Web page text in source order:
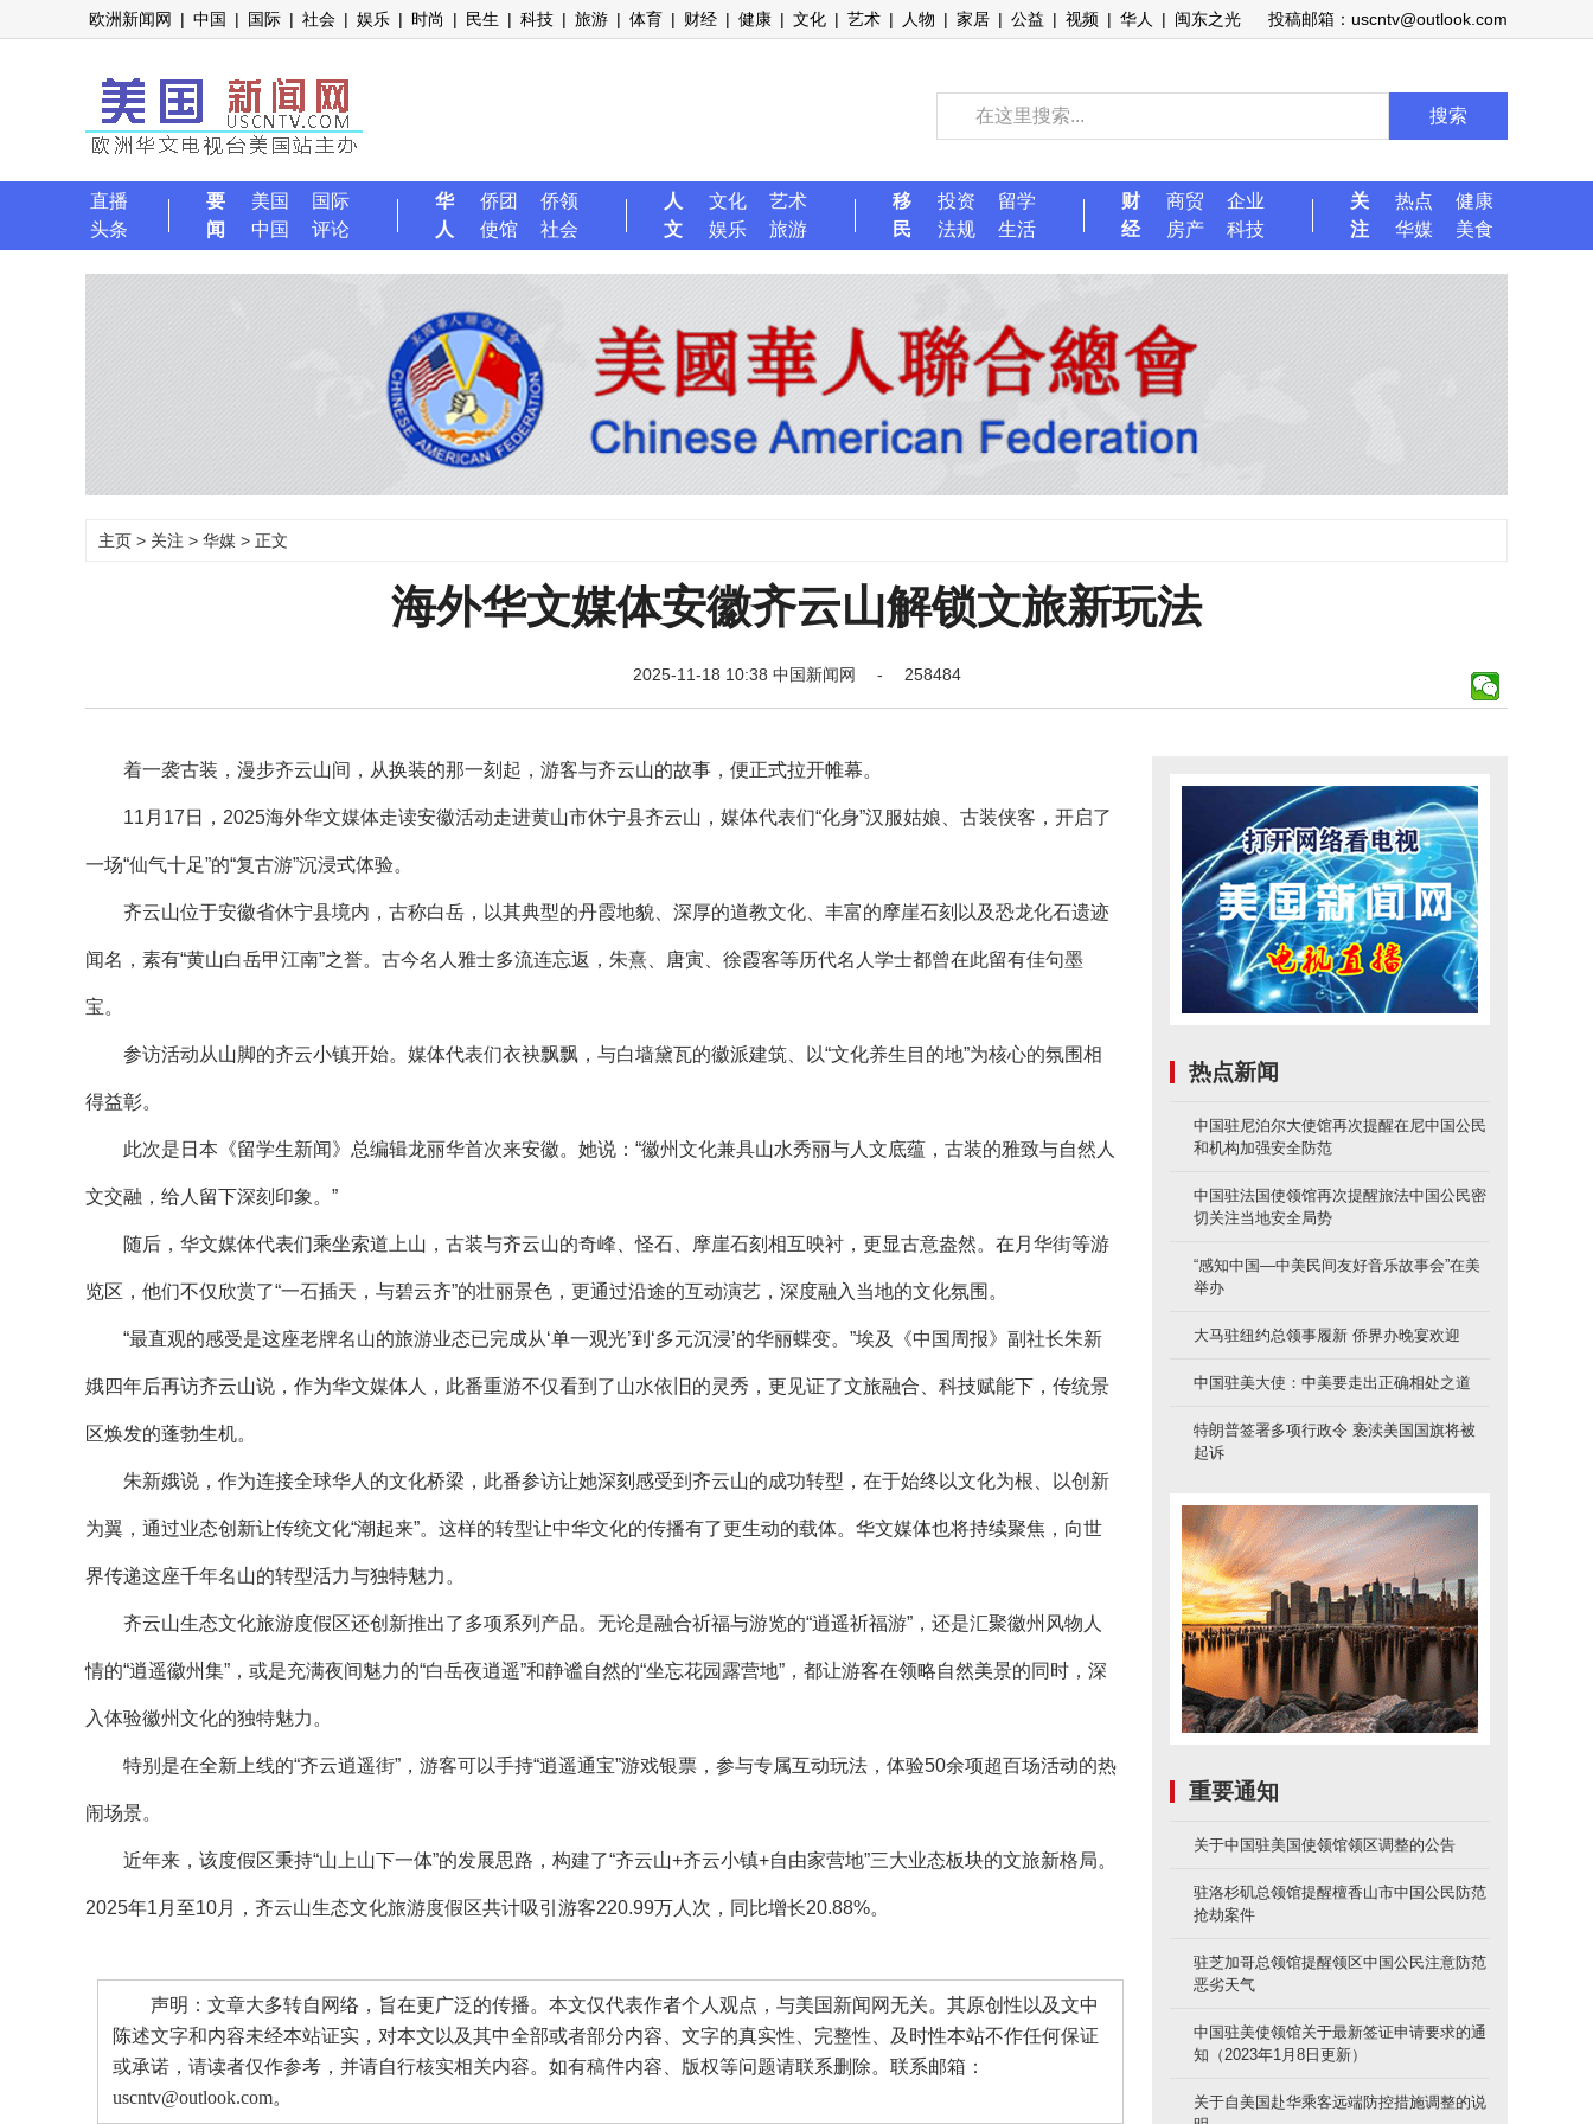
欧洲新闻网 | 中国 | 国际 | 社会 | 娱乐 | 时尚 | 民生 | 科技 | 旅游 | 体育 | 财经 | 健康 | 文化 | 艺术 | 人物 | 家居 | 公益 | 视频 | 华人 | 闽东之光 投稿邮箱：uscntv@outlook.com
搜索
直播
头条
要
闻
美国
国际
中国
评论
华
人
侨团
侨领
使馆
社会
人
文
文化
艺术
娱乐
旅游
移
民
投资
留学
法规
生活
财
经
商贸
企业
房产
科技
关
注
热点
健康
华媒
美食
主页 > 关注 > 华媒 > 正文
海外华文媒体安徽齐云山解锁文旅新玩法
2025-11-18 10:38 中国新闻网 - 258484
着一袭古装，漫步齐云山间，从换装的那一刻起，游客与齐云山的故事，便正式拉开帷幕。
11月17日，2025海外华文媒体走读安徽活动走进黄山市休宁县齐云山，媒体代表们“化身”汉服姑娘、古装侠客，开启了
一场“仙气十足”的“复古游”沉浸式体验。
齐云山位于安徽省休宁县境内，古称白岳，以其典型的丹霞地貌、深厚的道教文化、丰富的摩崖石刻以及恐龙化石遗迹
闻名，素有“黄山白岳甲江南”之誉。古今名人雅士多流连忘返，朱熹、唐寅、徐霞客等历代名人学士都曾在此留有佳句墨
宝。
参访活动从山脚的齐云小镇开始。媒体代表们衣袂飘飘，与白墙黛瓦的徽派建筑、以“文化养生目的地”为核心的氛围相
得益彰。
此次是日本《留学生新闻》总编辑龙丽华首次来安徽。她说：“徽州文化兼具山水秀丽与人文底蕴，古装的雅致与自然人
文交融，给人留下深刻印象。”
随后，华文媒体代表们乘坐索道上山，古装与齐云山的奇峰、怪石、摩崖石刻相互映衬，更显古意盎然。在月华街等游
览区，他们不仅欣赏了“一石插天，与碧云齐”的壮丽景色，更通过沿途的互动演艺，深度融入当地的文化氛围。
“最直观的感受是这座老牌名山的旅游业态已完成从‘单一观光’到‘多元沉浸’的华丽蝶变。”埃及《中国周报》副社长朱新
娥四年后再访齐云山说，作为华文媒体人，此番重游不仅看到了山水依旧的灵秀，更见证了文旅融合、科技赋能下，传统景
区焕发的蓬勃生机。
朱新娥说，作为连接全球华人的文化桥梁，此番参访让她深刻感受到齐云山的成功转型，在于始终以文化为根、以创新
为翼，通过业态创新让传统文化“潮起来”。这样的转型让中华文化的传播有了更生动的载体。华文媒体也将持续聚焦，向世
界传递这座千年名山的转型活力与独特魅力。
齐云山生态文化旅游度假区还创新推出了多项系列产品。无论是融合祈福与游览的“逍遥祈福游”，还是汇聚徽州风物人
情的“逍遥徽州集”，或是充满夜间魅力的“白岳夜逍遥”和静谧自然的“坐忘花园露营地”，都让游客在领略自然美景的同时，深
入体验徽州文化的独特魅力。
特别是在全新上线的“齐云逍遥街”，游客可以手持“逍遥通宝”游戏银票，参与专属互动玩法，体验50余项超百场活动的热
闹场景。
近年来，该度假区秉持“山上山下一体”的发展思路，构建了“齐云山+齐云小镇+自由家营地”三大业态板块的文旅新格局。
2025年1月至10月，齐云山生态文化旅游度假区共计吸引游客220.99万人次，同比增长20.88%。
声明：文章大多转自网络，旨在更广泛的传播。本文仅代表作者个人观点，与美国新闻网无关。其原创性以及文中
陈述文字和内容未经本站证实，对本文以及其中全部或者部分内容、文字的真实性、完整性、及时性本站不作任何保证
或承诺，请读者仅作参考，并请自行核实相关内容。如有稿件内容、版权等问题请联系删除。联系邮箱：
uscntv@outlook.com。
热点新闻
中国驻尼泊尔大使馆再次提醒在尼中国公民
和机构加强安全防范
中国驻法国使领馆再次提醒旅法中国公民密
切关注当地安全局势
“感知中国—中美民间友好音乐故事会”在美
举办
大马驻纽约总领事履新 侨界办晚宴欢迎
中国驻美大使：中美要走出正确相处之道
特朗普签署多项行政令 亵渎美国国旗将被
起诉
重要通知
关于中国驻美国使领馆领区调整的公告
驻洛杉矶总领馆提醒檀香山市中国公民防范
抢劫案件
驻芝加哥总领馆提醒领区中国公民注意防范
恶劣天气
中国驻美使领馆关于最新签证申请要求的通
知（2023年1月8日更新）
关于自美国赴华乘客远端防控措施调整的说